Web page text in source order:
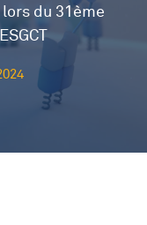
du 31ème